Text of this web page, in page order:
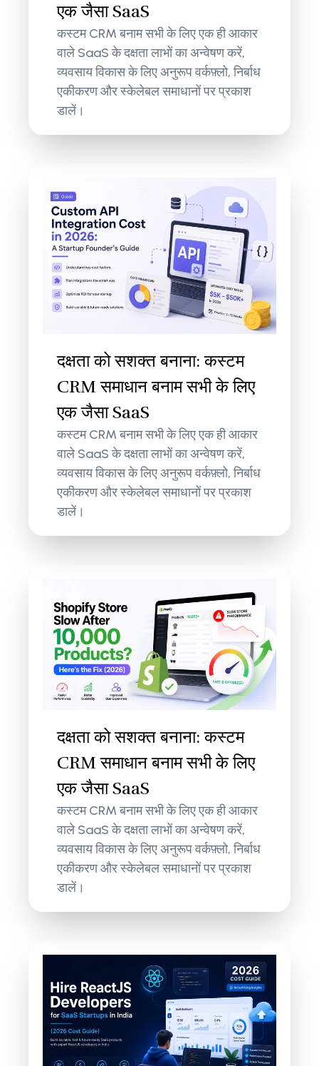
एक जैसा SaaS
कस्टम CRM बनाम सभी के लिए एक ही आकार
वाले SaaS के दक्षता लाभों का अन्वेषण करें,
व्यवसाय विकास के लिए अनुरूप वर्कफ़्लो, निर्बाध
एकीकरण और स्केलेबल समाधानों पर प्रकाश
डालें।
दक्षता को सशक्त बनाना: कस्टम
CRM समाधान बनाम सभी के लिए
एक जैसा SaaS
कस्टम CRM बनाम सभी के लिए एक ही आकार
वाले SaaS के दक्षता लाभों का अन्वेषण करें,
व्यवसाय विकास के लिए अनुरूप वर्कफ़्लो, निर्बाध
एकीकरण और स्केलेबल समाधानों पर प्रकाश
डालें।
दक्षता को सशक्त बनाना: कस्टम
CRM समाधान बनाम सभी के लिए
एक जैसा SaaS
कस्टम CRM बनाम सभी के लिए एक ही आकार
वाले SaaS के दक्षता लाभों का अन्वेषण करें,
व्यवसाय विकास के लिए अनुरूप वर्कफ़्लो, निर्बाध
एकीकरण और स्केलेबल समाधानों पर प्रकाश
डालें।